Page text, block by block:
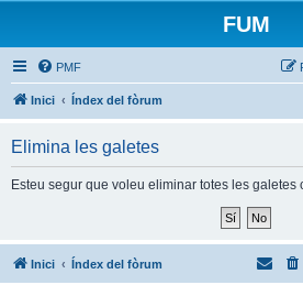
FUM
PMF
Inici Índex del fòrum
Elimina les galetes
Esteu segur que voleu eliminar totes les galetes
Inici Índex del fòrum